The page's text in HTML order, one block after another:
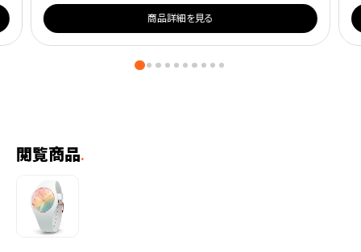
商品詳細を見る
閲覧商品.